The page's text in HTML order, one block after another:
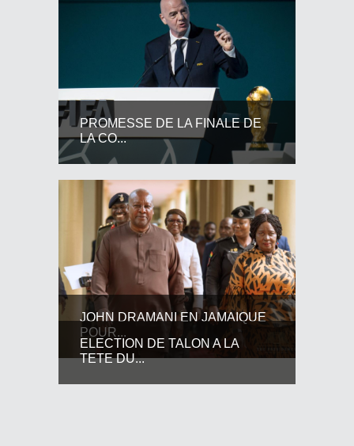
PROMESSE DE LA FINALE DE
LA CO...
JOHN DRAMANI EN JAMAIQUE
POUR...
ELECTION DE TALON A LA
TETE DU...